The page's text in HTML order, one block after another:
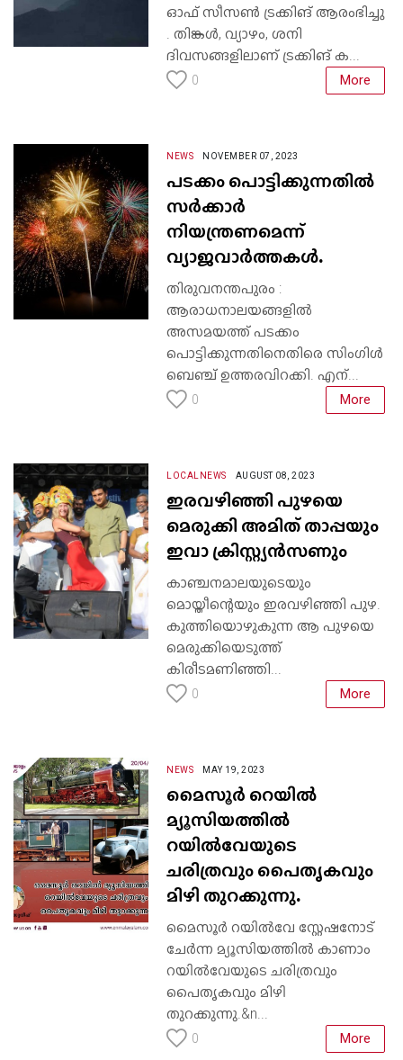
ഓഫ് സീസൺ ട്രക്കിങ് ആരംഭിച്ചു
. തിങ്കൾ, വ്യാഴം, ശനി
ദിവസങ്ങളിലാണ് ട്രക്കിങ് ക...
0 More
NEWS NOVEMBER 07, 2023
പടക്കം പൊട്ടിക്കുന്നതിൽ
സർക്കാർ
നിയന്ത്രണമെന്ന്
വ്യാജവാർത്തകൾ.
തിരുവനന്തപുരം :
ആരാധനാലയങ്ങളിൽ
അസമയത്ത് പടക്കം
പൊട്ടിക്കുന്നതിനെതിരെ സിംഗിൾ
ബെഞ്ച് ഉത്തരവിറക്കി. എന്...
0 More
LOCALNEWS AUGUST 08, 2023
ഇരവഴിഞ്ഞി പുഴയെ
മെരുക്കി അമിത് താപ്പയും
ഇവാ ക്രിസ്റ്റ്യൻസണും
കാഞ്ചനമാലയുടെയും
മൊയ്തീന്റെയും ഇരവഴിഞ്ഞി പുഴ.
കുത്തിയൊഴുകുന്ന ആ പുഴയെ
മെരുക്കിയെടുത്ത്‌
കിരീടമണിഞ്ഞി...
0 More
NEWS MAY 19, 2023
മൈസൂർ റെയിൽ
മ്യൂസിയത്തിൽ
റയിൽവേയുടെ
ചരിത്രവും പൈതൃകവും
മിഴി തുറക്കുന്നു.
മൈസൂർ റയിൽവേ സ്റ്റേഷനോട്
ചേർന്ന മ്യൂസിയത്തിൽ കാണാം
റയിൽവേയുടെ ചരിത്രവും
പൈതൃകവും മിഴി
തുറക്കുന്നു.&n...
0 More